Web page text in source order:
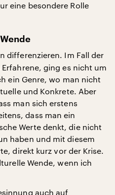
eine besondere Rolle
differenzieren. Im Fall der
ging es nicht um
ein Genre, wo man nicht
und Konkrete. Aber
man sich erstens
dass man ein
Werte denkt, die nicht
haben und mit diesem
direkt kurz vor der Krise.
Wende, wenn ich
auch auf